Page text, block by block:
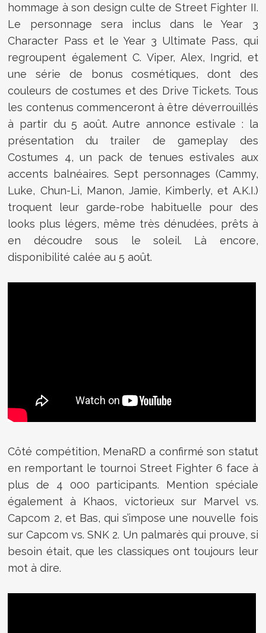
hommage à son design culte de Street Fighter II.
Le personnage sera inclus dans le Year 3
Character Pass et le Year 3 Ultimate Pass, qui
regroupent également C. Viper, Alex, Ingrid, et
une série de bonus cosmétiques, dont des
couleurs de costumes et des Drive Tickets. Tous
les contenus commenceront à être déverrouillés
à partir du 5 août. Autre annonce estivale : la
présentation du trailer de gameplay des
Costumes 4, un pack de tenues estivales aux
accents balnéaires. Sept personnages (Cammy,
Luke, Chun-Li, Manon, Jamie, Kimberly, et A.K.I.)
troquent leur garde-robe habituelle pour des
looks plus légers, même très dénudées, prêts à
en découdre sous le soleil. Là encore,
disponibilité calée au 5 août.
Côté compétition, MenaRD a confirmé son statut
en remportant le tournoi Street Fighter 6 face à
plus de 4 000 participants. Mention spéciale
également à Khaos, victorieux sur Marvel vs.
Capcom 2, et Bas, qui s’impose une nouvelle fois
sur Capcom vs. SNK 2. Un palmarès qui prouve, si
besoin était, que les classiques ont toujours leur
mot à dire.